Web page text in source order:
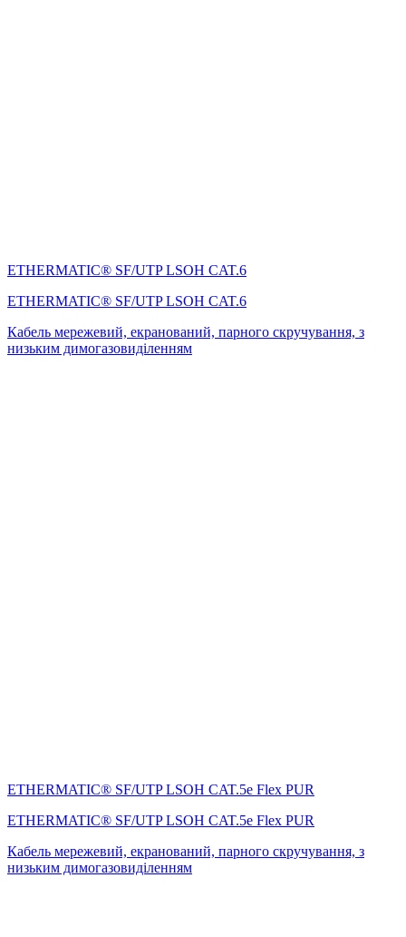
ETHERMATIC® SF/UTP LSOH CAT.6
ETHERMATIC® SF/UTP LSOH CAT.6
Кабель мережевий, екранований, парного скручування, з
низьким димогазовиділенням
ETHERMATIC® SF/UTP LSOH CAT.5e Flex PUR
ETHERMATIC® SF/UTP LSOH CAT.5e Flex PUR
Кабель мережевий, екранований, парного скручування, з
низьким димогазовиділенням